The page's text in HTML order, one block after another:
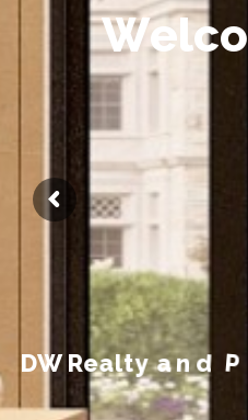
Welco
DW Realtyand P o